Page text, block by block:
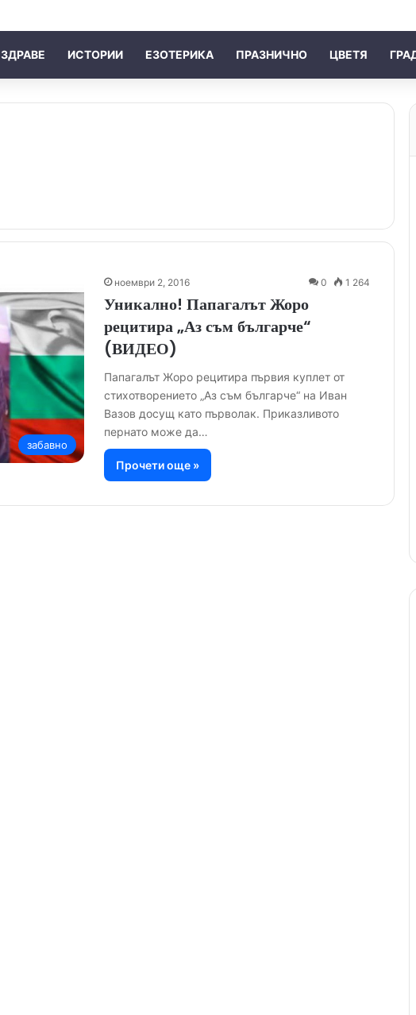
ЗДРАВЕ ИСТОРИИ ЕЗОТЕРИКА ПРАЗНИЧНО ЦВЕТЯ
забавно
ноември 2, 2016 0 1 264
Уникално! Папагалът Жоро
рецитира „Аз съм българче“
(ВИДЕО)
Папагалът Жоро рецитира първия куплет от
стихотворението „Аз съм българче“ на Иван
Вазов досущ като първолак. Приказливото
пернато може да…
Прочети още »